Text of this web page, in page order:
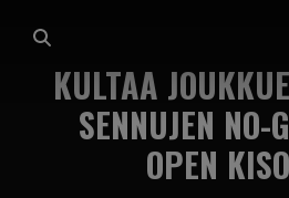
ETUSIVU
KULTAA
SENNUJEN NO-
OPEN